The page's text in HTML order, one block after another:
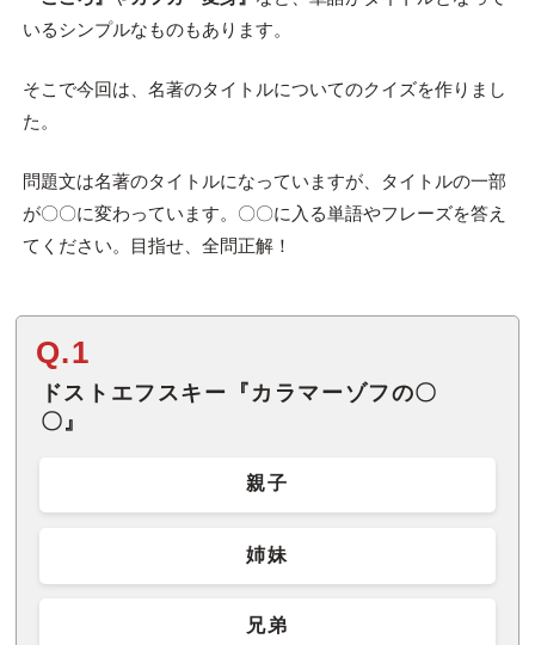
いるシンプルなものもあります。
そこで今回は、名著のタイトルについてのクイズを作りまし
た。
問題文は名著のタイトルになっていますが、タイトルの一部
が〇〇に変わっています。〇〇に入る単語やフレーズを答え
てください。目指せ、全問正解！
Q.1
ドストエフスキー『カラマーゾフの〇
〇』
親子
姉妹
兄弟